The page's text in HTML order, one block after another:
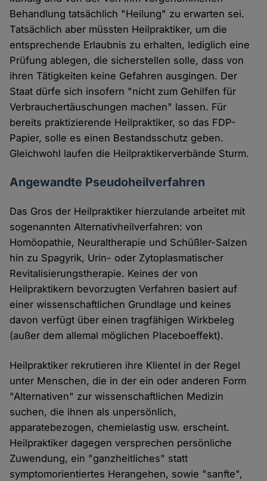
Behandlung tatsächlich "Heilung" zu erwarten sei.
Tatsächlich aber müssten Heilpraktiker, um die
entsprechende Erlaubnis zu erhalten, lediglich eine
Prüfung ablegen, die sicherstellen solle, dass von
ihren Tätigkeiten keine Gefahren ausgingen. Der
Staat dürfe sich insofern "nicht zum Gehilfen für
Verbrauchertäuschungen machen" lassen. Für
bereits praktizierende Heilpraktiker, so das FDP-
Papier, solle es einen Bestandsschutz geben.
Gleichwohl laufen die Heilpraktikerverbände Sturm.
Angewandte Pseudoheilverfahren
Das Gros der Heilpraktiker hierzulande arbeitet mit
sogenannten Alternativheilverfahren: von
Homöopathie, Neuraltherapie und Schüßler-Salzen
hin zu Spagyrik, Urin- oder Zytoplasmatischer
Revitalisierungstherapie. Keines der von
Heilpraktikern bevorzugten Verfahren basiert auf
einer wissenschaftlichen Grundlage und keines
davon verfügt über einen tragfähigen Wirkbeleg
(außer dem allemal möglichen Placeboeffekt).
Heilpraktiker rekrutieren ihre Klientel in der Regel
unter Menschen, die in der ein oder anderen Form
"Alternativen" zur wissenschaftlichen Medizin
suchen, die ihnen als unpersönlich,
apparatebezogen, chemielastig usw. erscheint.
Heilpraktiker dagegen versprechen persönliche
Zuwendung, ein "ganzheitliches" statt
symptomorientiertes Herangehen, sowie "sanfte",